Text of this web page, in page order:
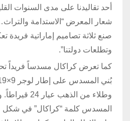
أحد تقاليدنا على مدى السنوات
شعار المعرض “الاستدامة
صنع ثلاثة تصاميم إماراتية فريدة
وتطلعات دولتنا”.
كما تعرض كراكال مسدساً فريداً
وطلاء من
المسدس كلمة “كراكال” في